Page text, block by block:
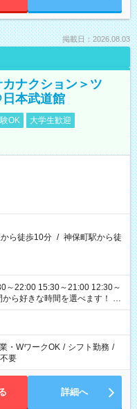
掲載日：2026.08.03
ナクション＞ツ
本武道館
OK
大学生歓迎
ら徒歩10分 / 神保町駅から徒
～22:00 15:30～21:00 12:30～
す
・WワークOK / シフト勤務 /
要
詳細へ